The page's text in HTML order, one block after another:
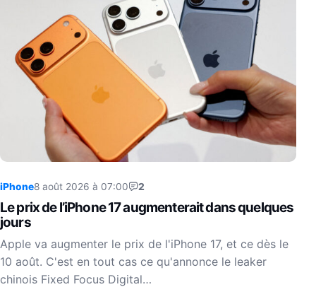
iPhone8 août 2026 à 07:00 2
Le prix de l’iPhone 17 augmenterait dans quelques
jours
Apple va augmenter le prix de l'iPhone 17, et ce dès le
10 août. C'est en tout cas ce qu'annonce le leaker
chinois Fixed Focus Digital…